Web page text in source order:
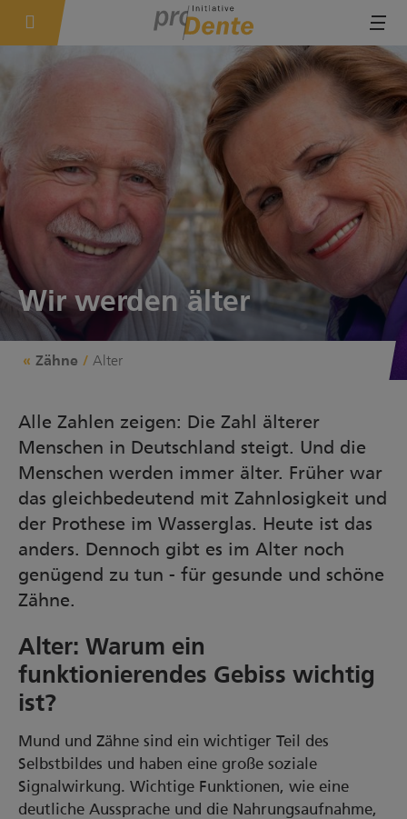
Wir werden älter
Zähne Alter
Alle Zahlen zeigen: Die Zahl älterer
Menschen in Deutschland steigt. Und die
Menschen werden immer älter. Früher war
das gleichbedeutend mit Zahnlosigkeit und
der Prothese im Wasserglas. Heute ist das
anders. Dennoch gibt es im Alter noch
genügend zu tun - für gesunde und schöne
Zähne.
Alter: Warum ein
funktionierendes Gebiss wichtig
ist?
Mund und Zähne sind ein wichtiger Teil des
Selbstbildes und haben eine große soziale
Signalwirkung. Wichtige Funktionen, wie eine
deutliche Aussprache und die Nahrungsaufnahme,